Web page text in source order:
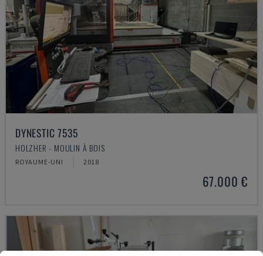
DYNESTIC 7535
HOLZHER - MOULIN À BOIS
ROYAUME-UNI 2018
67.000 €